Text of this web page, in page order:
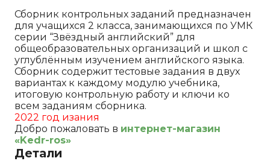
Сборник контрольных заданий предназначен
для учащихся 2 класса, занимающихся по УМК
серии “Звёздный английский” для
общеобразовательных организаций и школ с
углублённым изучением английского языка.
Сборник содержит тестовые задания в двух
вариантах к каждому модулю учебника,
итоговую контрольную работу и ключи ко
всем заданиям сборника.
2022 год изания
Добро пожаловать в интернет-магазин
«Kedr-ros»
Детали